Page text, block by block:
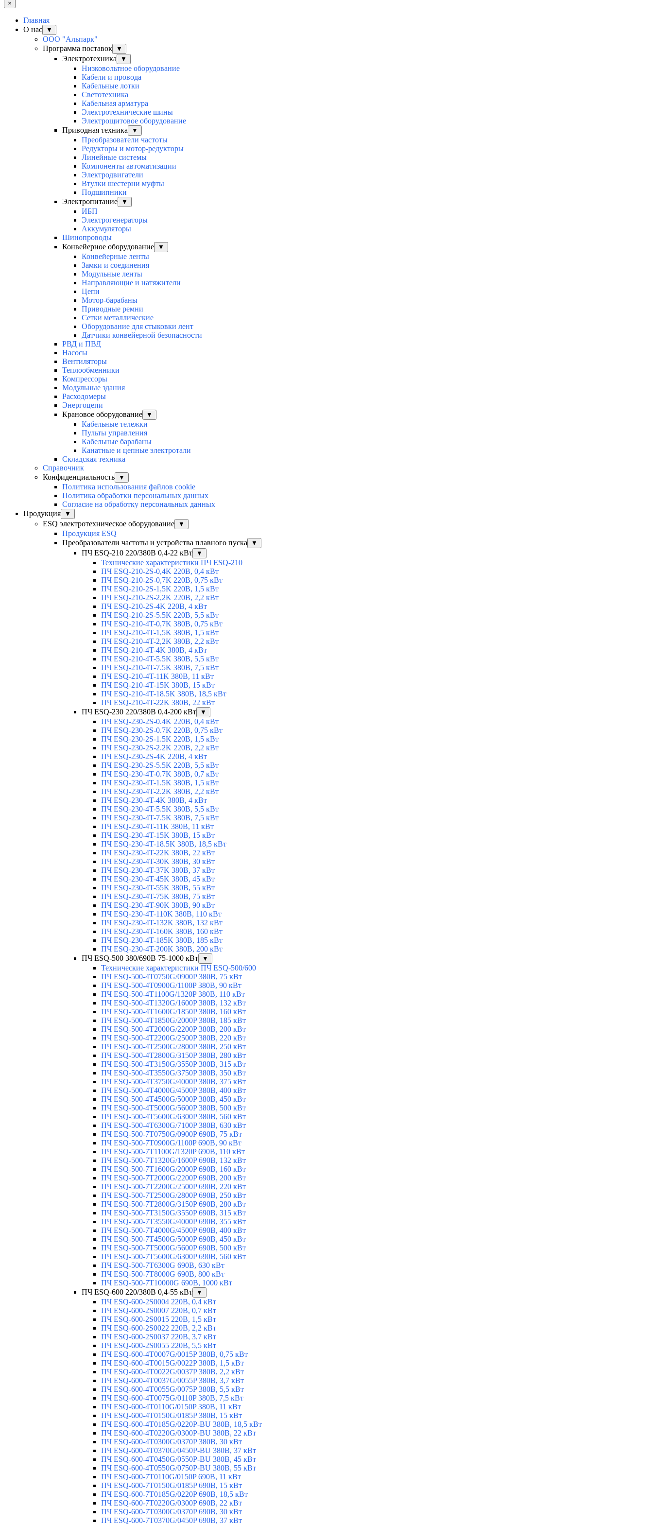
×
Главная
О нас
▼
ООО "Альпарк"
Программа поставок
▼
Электротехника ▼
Низковольтное оборудование
Кабели и провода
Кабельные лотки
Светотехника
Кабельная арматура
Электротехнические шины
Электрощитовое оборудование
Приводная техника
▼
Преобразователи частоты
Редукторы и мотор-редукторы
Линейные системы
Компоненты автоматизации
Электродвигатели
Втулки шестерни муфты
Подшипники
Электропитание
▼
ИБП
Электрогенераторы
Аккумуляторы
Шинопроводы
Конвейерное оборудование
▼
Конвейерные ленты
Замки и соединения
Модульные ленты
Направляющие и натяжители
Цепи
Мотор-барабаны
Приводные ремни
Сетки металлические
Оборудование для стыковки лент
Датчики конвейерной безопасности
РВД и ПВД
Насосы
Вентиляторы
Теплообменники
Компрессоры
Модульные здания
Расходомеры
Энергоцепи
Крановое оборудование
▼
Кабельные тележки
Пульты управления
Кабельные барабаны
Канатные и цепные электротали
Складская техника
Справочник
Конфиденциальность
▼
Политика использования файлов cookie
Политика обработки персональных данных
Согласие на обработку персональных данных
Продукция
▼
ESQ электротехническое оборудование ▼
Продукция ESQ
Преобразователи частоты и устройства плавного пуска
▼
ПЧ ESQ-210 220/380В 0,4-22 кВт ▼
Технические характеристики ПЧ ESQ-210
ПЧ ESQ-210-2S-0,4K 220В, 0,4 кВт
ПЧ ESQ-210-2S-0,7K 220В, 0,75 кВт
ПЧ ESQ-210-2S-1,5K 220В, 1,5 кВт
ПЧ ESQ-210-2S-2,2K 220В, 2,2 кВт
ПЧ ESQ-210-2S-4K 220В, 4 кВт
ПЧ ESQ-210-2S-5.5K 220В, 5,5 кВт
ПЧ ESQ-210-4T-0,7K 380В, 0,75 кВт
ПЧ ESQ-210-4T-1,5K 380В, 1,5 кВт
ПЧ ESQ-210-4T-2,2K 380В, 2,2 кВт
ПЧ ESQ-210-4T-4K 380В, 4 кВт
ПЧ ESQ-210-4T-5.5K 380В, 5,5 кВт
ПЧ ESQ-210-4T-7.5K 380В, 7,5 кВт
ПЧ ESQ-210-4T-11K 380В, 11 кВт
ПЧ ESQ-210-4T-15K 380В, 15 кВт
ПЧ ESQ-210-4T-18.5K 380В, 18,5 кВт
ПЧ ESQ-210-4T-22K 380В, 22 кВт
ПЧ ESQ-230 220/380В 0,4-200 кВт
▼
ПЧ ESQ-230-2S-0.4K 220В, 0,4 кВт
ПЧ ESQ-230-2S-0.7K 220В, 0,75 кВт
ПЧ ESQ-230-2S-1.5K 220В, 1,5 кВт
ПЧ ESQ-230-2S-2.2K 220В, 2,2 кВт
ПЧ ESQ-230-2S-4K 220В, 4 кВт
ПЧ ESQ-230-2S-5.5K 220В, 5,5 кВт
ПЧ ESQ-230-4T-0.7K 380В, 0,7 кВт
ПЧ ESQ-230-4T-1.5K 380В, 1,5 кВт
ПЧ ESQ-230-4T-2.2K 380В, 2,2 кВт
ПЧ ESQ-230-4T-4K 380В, 4 кВт
ПЧ ESQ-230-4T-5.5K 380В, 5,5 кВт
ПЧ ESQ-230-4T-7.5K 380В, 7,5 кВт
ПЧ ESQ-230-4T-11K 380В, 11 кВт
ПЧ ESQ-230-4T-15K 380В, 15 кВт
ПЧ ESQ-230-4T-18.5K 380В, 18,5 кВт
ПЧ ESQ-230-4T-22K 380В, 22 кВт
ПЧ ESQ-230-4T-30K 380В, 30 кВт
ПЧ ESQ-230-4T-37K 380В, 37 кВт
ПЧ ESQ-230-4T-45K 380В, 45 кВт
ПЧ ESQ-230-4T-55K 380В, 55 кВт
ПЧ ESQ-230-4T-75K 380В, 75 кВт
ПЧ ESQ-230-4T-90K 380В, 90 кВт
ПЧ ESQ-230-4T-110K 380В, 110 кВт
ПЧ ESQ-230-4T-132K 380В, 132 кВт
ПЧ ESQ-230-4T-160K 380В, 160 кВт
ПЧ ESQ-230-4T-185K 380В, 185 кВт
ПЧ ESQ-230-4T-200K 380В, 200 кВт
ПЧ ESQ-500 380/690В 75-1000 кВт
▼
Технические характеристики ПЧ ESQ-500/600
ПЧ ESQ-500-4T0750G/0900P 380В, 75 кВт
ПЧ ESQ-500-4T0900G/1100P 380В, 90 кВт
ПЧ ESQ-500-4T1100G/1320P 380В, 110 кВт
ПЧ ESQ-500-4T1320G/1600P 380В, 132 кВт
ПЧ ESQ-500-4T1600G/1850P 380В, 160 кВт
ПЧ ESQ-500-4T1850G/2000P 380В, 185 кВт
ПЧ ESQ-500-4T2000G/2200P 380В, 200 кВт
ПЧ ESQ-500-4T2200G/2500P 380В, 220 кВт
ПЧ ESQ-500-4T2500G/2800P 380В, 250 кВт
ПЧ ESQ-500-4T2800G/3150P 380В, 280 кВт
ПЧ ESQ-500-4T3150G/3550P 380В, 315 кВт
ПЧ ESQ-500-4T3550G/3750P 380В, 350 кВт
ПЧ ESQ-500-4T3750G/4000P 380В, 375 кВт
ПЧ ESQ-500-4T4000G/4500P 380В, 400 кВт
ПЧ ESQ-500-4T4500G/5000P 380В, 450 кВт
ПЧ ESQ-500-4T5000G/5600P 380В, 500 кВт
ПЧ ESQ-500-4T5600G/6300P 380В, 560 кВт
ПЧ ESQ-500-4T6300G/7100P 380В, 630 кВт
ПЧ ESQ-500-7T0750G/0900P 690В, 75 кВт
ПЧ ESQ-500-7T0900G/1100P 690В, 90 кВт
ПЧ ESQ-500-7T1100G/1320P 690В, 110 кВт
ПЧ ESQ-500-7T1320G/1600P 690В, 132 кВт
ПЧ ESQ-500-7T1600G/2000P 690В, 160 кВт
ПЧ ESQ-500-7T2000G/2200P 690В, 200 кВт
ПЧ ESQ-500-7T2200G/2500P 690В, 220 кВт
ПЧ ESQ-500-7T2500G/2800P 690В, 250 кВт
ПЧ ESQ-500-7T2800G/3150P 690В, 280 кВт
ПЧ ESQ-500-7T3150G/3550P 690В, 315 кВт
ПЧ ESQ-500-7T3550G/4000P 690В, 355 кВт
ПЧ ESQ-500-7T4000G/4500P 690В, 400 кВт
ПЧ ESQ-500-7T4500G/5000P 690В, 450 кВт
ПЧ ESQ-500-7T5000G/5600P 690В, 500 кВт
ПЧ ESQ-500-7T5600G/6300P 690В, 560 кВт
ПЧ ESQ-500-7T6300G 690В, 630 кВт
ПЧ ESQ-500-7T8000G 690В, 800 кВт
ПЧ ESQ-500-7T10000G 690В, 1000 кВт
ПЧ ESQ-600 220/380В 0,4-55 кВт
▼
ПЧ ESQ-600-2S0004 220В, 0,4 кВт
ПЧ ESQ-600-2S0007 220В, 0,7 кВт
ПЧ ESQ-600-2S0015 220В, 1,5 кВт
ПЧ ESQ-600-2S0022 220В, 2,2 кВт
ПЧ ESQ-600-2S0037 220В, 3,7 кВт
ПЧ ESQ-600-2S0055 220В, 5,5 кВт
ПЧ ESQ-600-4T0007G/0015P 380В, 0,75 кВт
ПЧ ESQ-600-4T0015G/0022P 380В, 1,5 кВт
ПЧ ESQ-600-4T0022G/0037P 380В, 2,2 кВт
ПЧ ESQ-600-4T0037G/0055P 380В, 3,7 кВт
ПЧ ESQ-600-4T0055G/0075P 380В, 5,5 кВт
ПЧ ESQ-600-4T0075G/0110P 380В, 7,5 кВт
ПЧ ESQ-600-4T0110G/0150P 380В, 11 кВт
ПЧ ESQ-600-4T0150G/0185P 380В, 15 кВт
ПЧ ESQ-600-4T0185G/0220P-BU 380В, 18,5 кВт
ПЧ ESQ-600-4T0220G/0300P-BU 380В, 22 кВт
ПЧ ESQ-600-4T0300G/0370P 380В, 30 кВт
ПЧ ESQ-600-4T0370G/0450P-BU 380В, 37 кВт
ПЧ ESQ-600-4T0450G/0550P-BU 380В, 45 кВт
ПЧ ESQ-600-4T0550G/0750P-BU 380В, 55 кВт
ПЧ ESQ-600-7T0110G/0150P 690В, 11 кВт
ПЧ ESQ-600-7T0150G/0185P 690В, 15 кВт
ПЧ ESQ-600-7T0185G/0220P 690В, 18,5 кВт
ПЧ ESQ-600-7T0220G/0300P 690В, 22 кВт
ПЧ ESQ-600-7T0300G/0370P 690В, 30 кВт
ПЧ ESQ-600-7T0370G/0450P 690В, 37 кВт